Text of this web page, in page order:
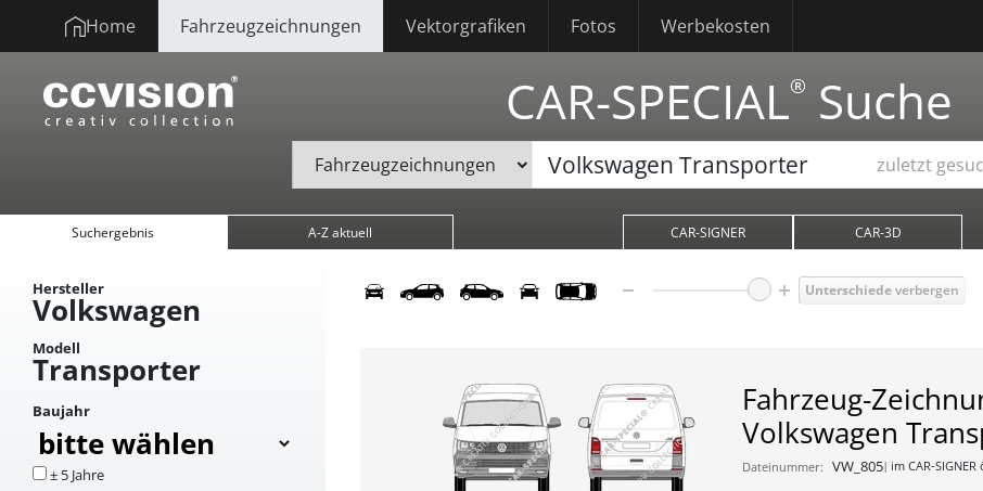
Home Fahrzeugzeichnungen Vektorgrafiken Fotos Werbekosten
CAR-SPECIAL® Suche
zuletzt
Suchergebnis A-Z aktuell CAR-SIGNER CAR-3D
Hersteller
Volkswagen
Modell
Transporter
Baujahr
± 5 Jahre
Unterschiedeverbergen
Fahrzeug-
Volkswagen
Dateinummer: VW_805 im CAR-